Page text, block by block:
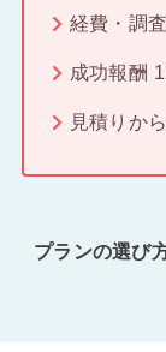
経費・調
成功報酬
見積りか
プランの選び